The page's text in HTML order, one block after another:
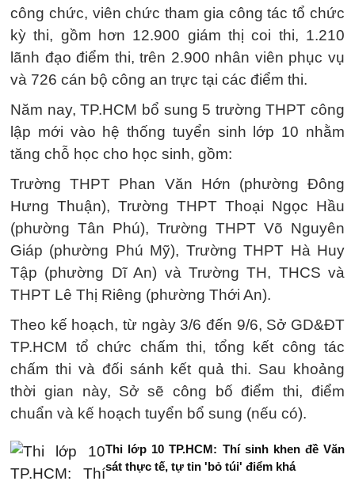
công chức, viên chức tham gia công tác tổ chức
kỳ thi, gồm hơn 12.900 giám thị coi thi, 1.210
lãnh đạo điểm thi, trên 2.900 nhân viên phục vụ
và 726 cán bộ công an trực tại các điểm thi.
Năm nay, TP.HCM bổ sung 5 trường THPT công
lập mới vào hệ thống tuyển sinh lớp 10 nhằm
tăng chỗ học cho học sinh, gồm:
Trường THPT Phan Văn Hớn (phường Đông
Hưng Thuận), Trường THPT Thoại Ngọc Hầu
(phường Tân Phú), Trường THPT Võ Nguyên
Giáp (phường Phú Mỹ), Trường THPT Hà Huy
Tập (phường Dĩ An) và Trường TH, THCS và
THPT Lê Thị Riêng (phường Thới An).
Theo kế hoạch, từ ngày 3/6 đến 9/6, Sở GD&ĐT
TP.HCM tổ chức chấm thi, tổng kết công tác
chấm thi và đối sánh kết quả thi. Sau khoảng
thời gian này, Sở sẽ công bố điểm thi, điểm
chuẩn và kế hoạch tuyển bổ sung (nếu có).
Thi lớp 10 TP.HCM: Thí sinh khen đề Văn
sát thực tế, tự tin 'bỏ túi' điểm khá